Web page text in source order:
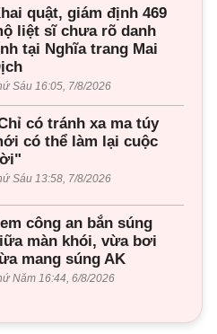
quật, giám định 469
liệt sĩ chưa rõ danh
tại Nghĩa trang Mai
Sáu 16:05, 7/8/2026
có tránh xa ma túy
có thể làm lại cuộc
Sáu 13:58, 7/8/2026
công an bắn súng
màn khói, vừa bơi
mang súng AK
Năm 16:44, 6/8/2026